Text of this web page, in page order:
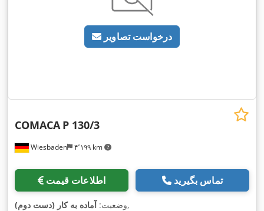
درخواست تصاویر
Wiesbaden ۴٬۱۹۹ km
COMACA P 130/3
اطلاعات قیمت تماس بگیرید
وضعیت:آماده به کار (دست دوم) ,